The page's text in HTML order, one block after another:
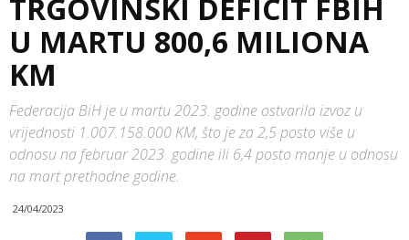
TRGOVINSKI DEFICIT FBIH
U MARTU 800,6 MILIONA
KM
Federacija BiH je u martu 2023. godine ostvarila izvoz u
vrijednosti 1.007.158.000 KM, što je za 2,5 posto više u
odnosu na februar 2023. godine ili 6,4 posto manje u odnosu
na mart prethodne godine.
24/04/2023